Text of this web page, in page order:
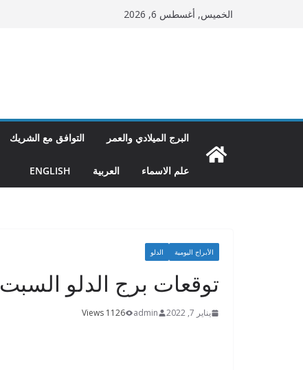
الخميس, أغسطس 6, 2026
البرج الميلادي والعمر التوافق مع الشريك
علم الاسماء العربية ENGLISH
الأبراج اليومية الدلو
توقعات برج الدلو السبت 08-01-2022
يناير 7, 2022 admin
1126 Views